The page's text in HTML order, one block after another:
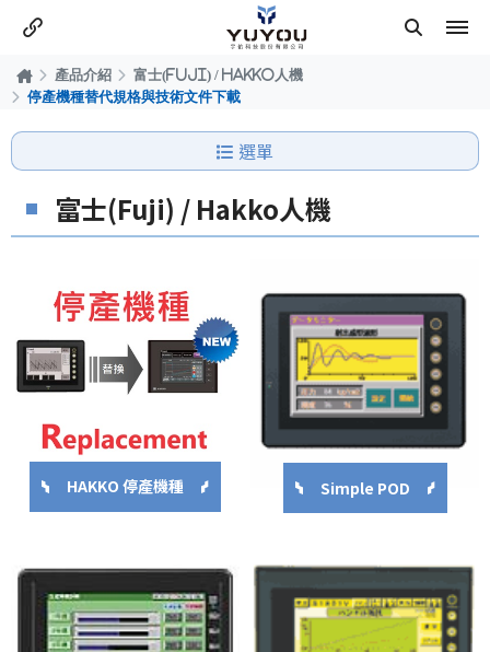
產品介紹
富士(Fuji) / Hakko人機
停產機種替代規格與技術文件下載
選單
富士(Fuji) / Hakko人機
HAKKO 停產機種 Simple POD